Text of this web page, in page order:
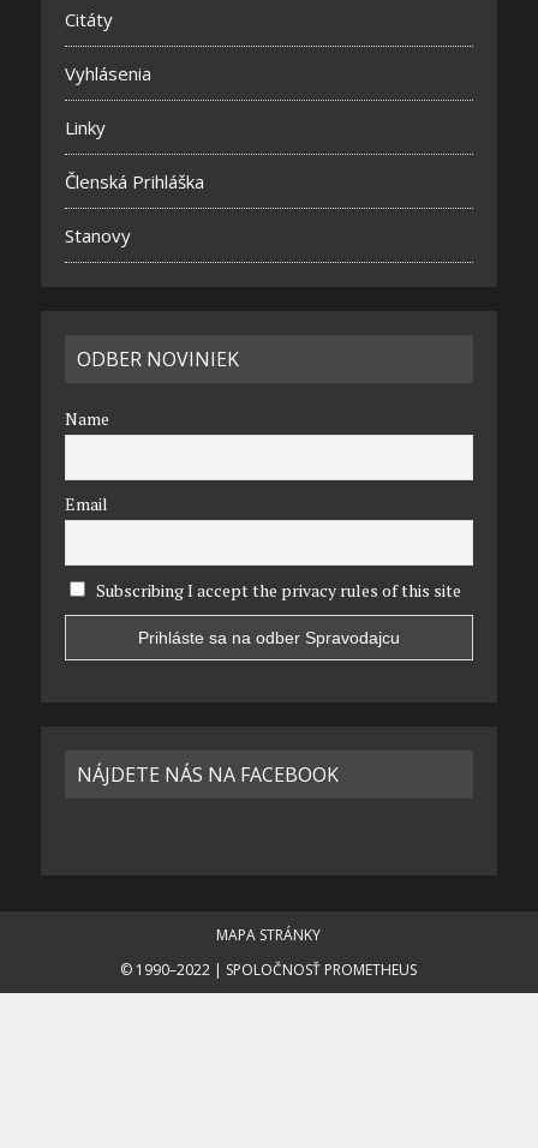
Citáty
Vyhlásenia
Linky
Členská Prihláška
Stanovy
ODBER NOVINIEK
Name
Email
Subscribing I accept the privacy rules of this site
NÁJDETE NÁS NA FACEBOOK
MAPA STRÁNKY
© 1990–2022 | SPOLOČNOSŤ PROMETHEUS